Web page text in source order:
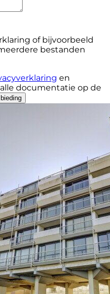
of bijvoorbeeld
bestanden
en
alle documentatie op de